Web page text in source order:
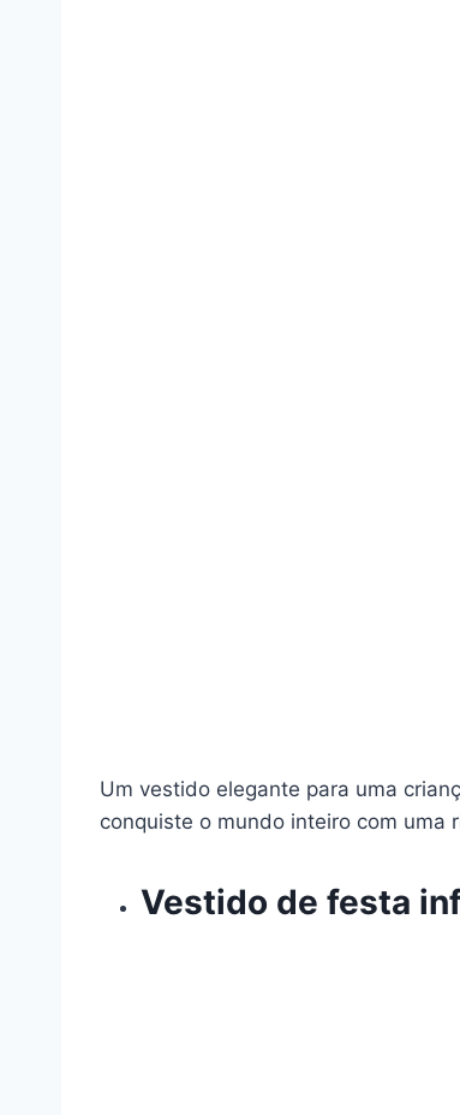
Um vestido elegante para uma
conquiste o mundo inteiro com uma
Vestido de festa